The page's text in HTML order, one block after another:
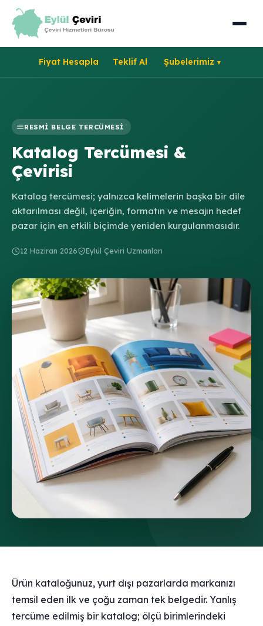
Fiyat Hesapla Teklif Al Şubelerimiz
RESMI BELGE TERCÜMESI
Katalog Tercümesi &
Çevirisi
Katalog tercümesi; yalnızca kelimelerin başka bir dile
aktarılması değil, içeriğin, formatın ve mesajın hedef
pazar için en etkili biçimde yeniden kurgulanmasıdır.
12 Haziran 2026 Eylül Çeviri Uzmanları
Ürün kataloğunuz, yurt dışı pazarlarda markanızı
temsil eden ilk ve çoğu zaman tek belgedir. Yanlış
tercüme edilmiş bir katalog; ölçü birimlerindeki